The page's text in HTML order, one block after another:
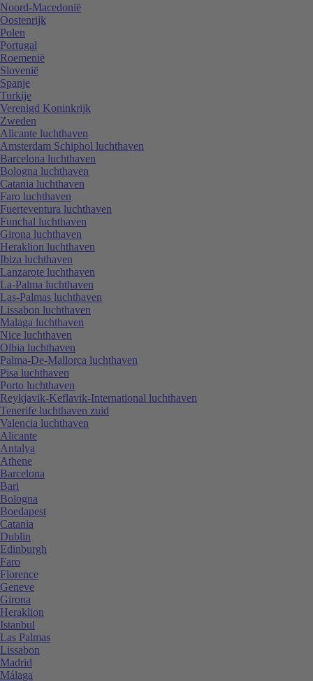
Noord-Macedonië
Oostenrijk
Polen
Portugal
Roemenië
Slovenië
Spanje
Turkije
Verenigd Koninkrijk
Zweden
Alicante luchthaven
Amsterdam Schiphol luchthaven
Barcelona luchthaven
Bologna luchthaven
Catania luchthaven
Faro luchthaven
Fuerteventura luchthaven
Funchal luchthaven
Girona luchthaven
Heraklion luchthaven
Ibiza luchthaven
Lanzarote luchthaven
La-Palma luchthaven
Las-Palmas luchthaven
Lissabon luchthaven
Malaga luchthaven
Nice luchthaven
Olbia luchthaven
Palma-De-Mallorca luchthaven
Pisa luchthaven
Porto luchthaven
Reykjavik-Keflavik-International luchthaven
Tenerife luchthaven zuid
Valencia luchthaven
Alicante
Antalya
Athene
Barcelona
Bari
Bologna
Boedapest
Catania
Dublin
Edinburgh
Faro
Florence
Geneve
Girona
Heraklion
Istanbul
Las Palmas
Lissabon
Madrid
Málaga